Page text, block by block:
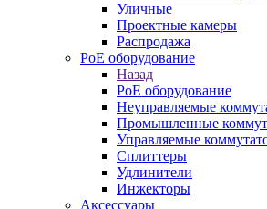
Уличные
Проектные камеры
Распродажа
PoE оборудование
Назад
PoE оборудование
Неуправляемые
Промышленные
Управляемые
Сплиттеры
Удлинители
Инжекторы
Аксессуары